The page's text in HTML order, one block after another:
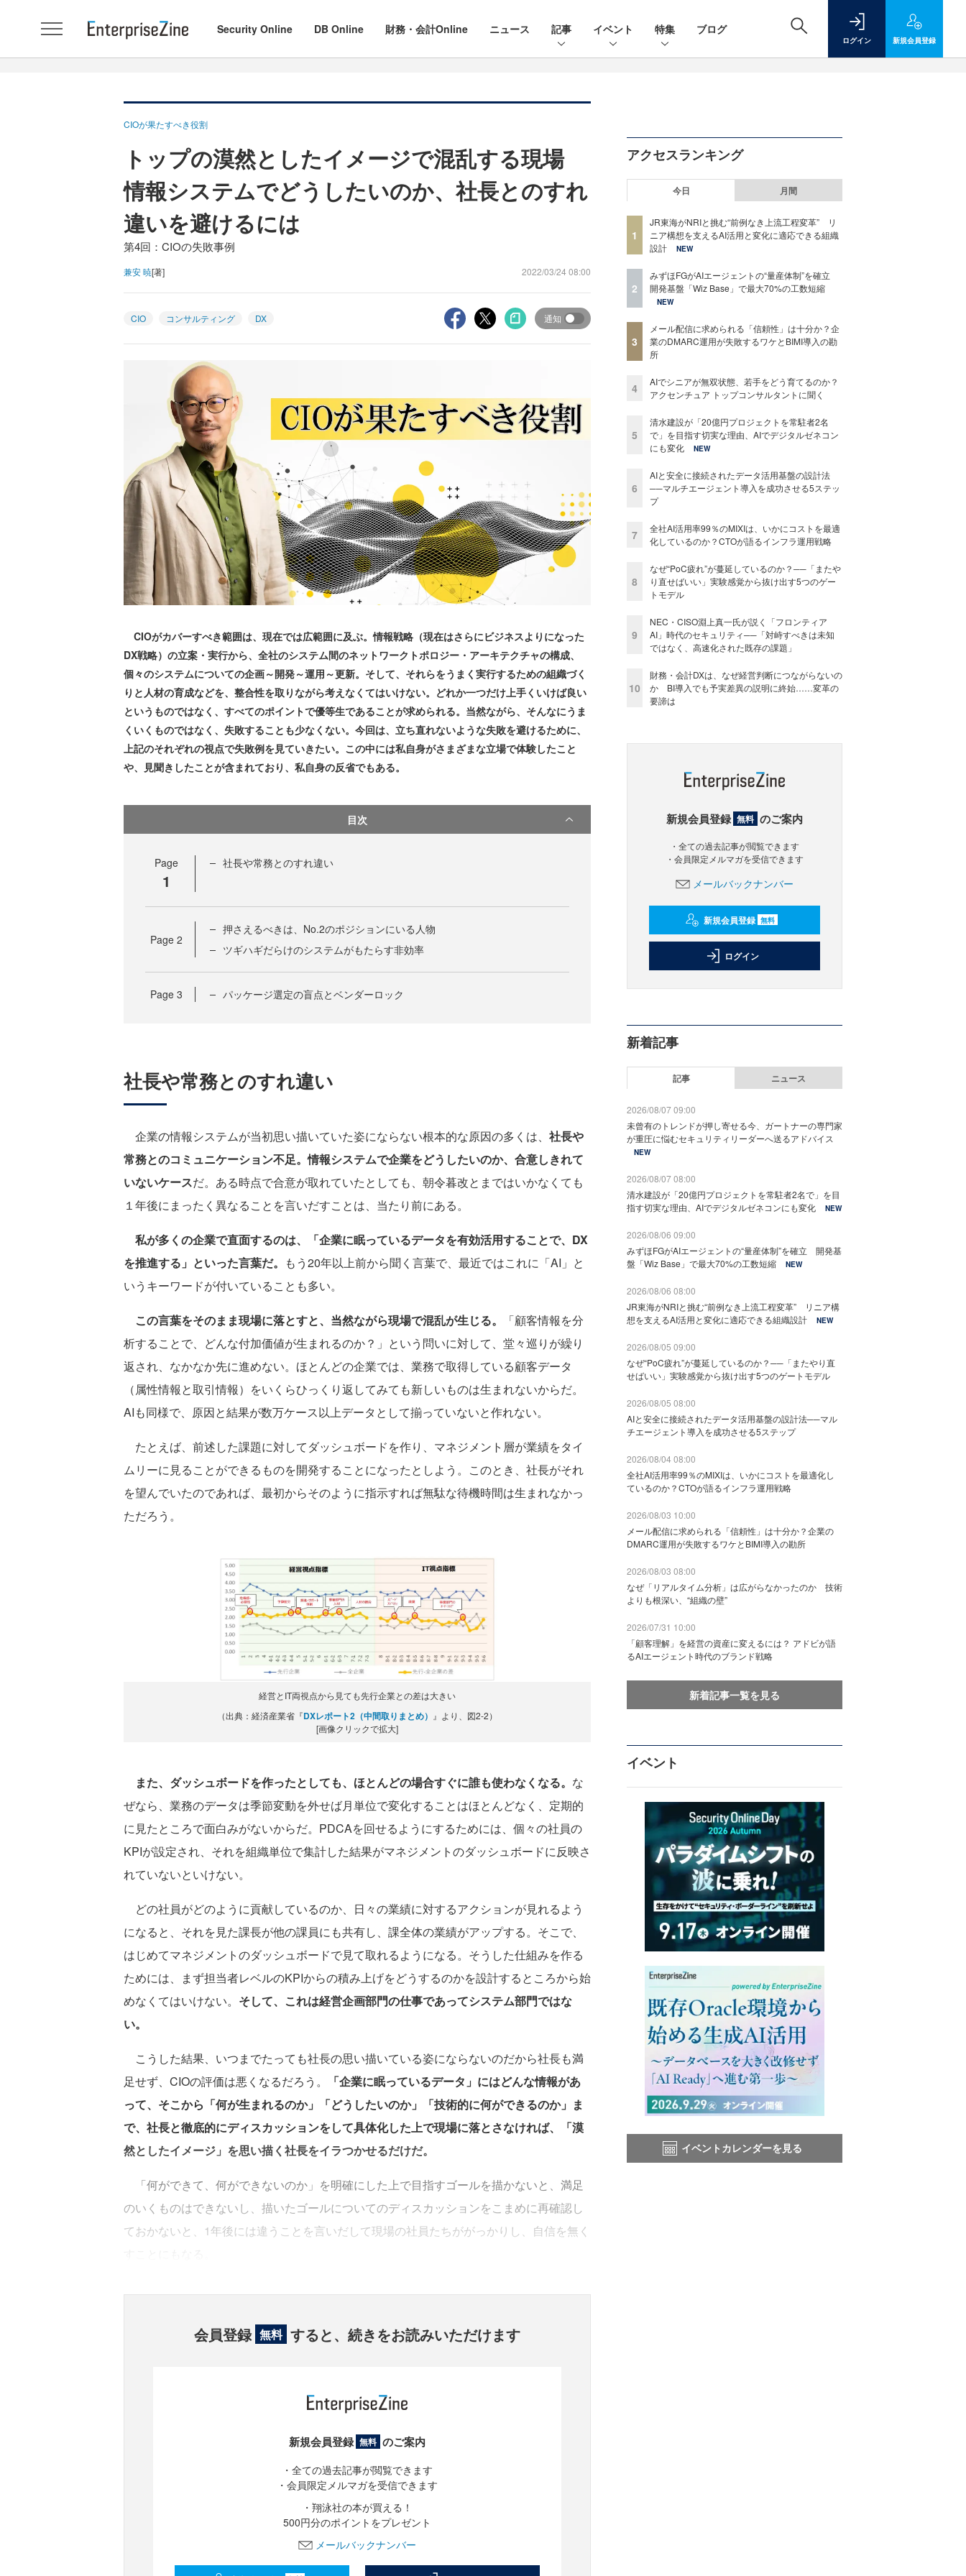
Security Online DB Online 財務・会計Online ニュース 記事 イベント 特集 ブログ
ログイン 新規会員登録
CIOが果たすべき役割
トップの漠然としたイメージで混乱する現場
情報システムでどうしたいのか、社長とのすれ
違いを避けるには
第4回：CIOの失敗事例
兼安 暁[著] 2022/03/24 08:00
CIO コンサルティング DX 通知
CIOがカバーすべき範囲は、現在では広範囲に及ぶ。情報戦略（現在はさらにビジネスよりになった
DX戦略）の立案・実行から、全社のシステム間のネットワークトポロジー・アーキテクチャの構成、
個々のシステムについての企画～開発～運用～更新。そして、それらをうまく実行するための組織づく
りと人材の育成などを、整合性を取りながら考えなくてはいけない。どれか一つだけ上手くいけば良い
というものではなく、すべてのポイントで優等生であることが求められる。当然ながら、そんなにうま
くいくものではなく、失敗することも少なくない。今回は、立ち直れないような失敗を避けるために、
上記のそれぞれの視点で失敗例を見ていきたい。この中には私自身がさまざまな立場で体験したこと
や、見聞きしたことが含まれており、私自身の反省でもある。
目次
Page
1
社長や常務とのすれ違い
Page 2
押さえるべきは、No.2のポジションにいる人物
ツギハギだらけのシステムがもたらす非効率
Page 3 パッケージ選定の盲点とベンダーロック
社長や常務とのすれ違い
企業の情報システムが当初思い描いていた姿にならない根本的な原因の多くは、 社長や
常務とのコミュニケーション不足。情報システムで企業をどうしたいのか、合意しきれて
いないケースだ。ある時点で合意が取れていたとしても、朝令暮改とまではいかなくても
１年後にまったく異なることを言いだすことは、当たり前にある。
私が多くの企業で直面するのは、「企業に眠っているデータを有効活用することで、DX
を推進する」といった言葉だ。 もう20年以上前から聞く言葉で、最近ではこれに「AI」と
いうキーワードが付いていることも多い。
この言葉をそのまま現場に落とすと、当然ながら現場で混乱が生じる。
「顧客情報を分
析することで、どんな付加価値が生まれるのか？」という問いに対して、堂々巡りが繰り
返され、なかなか先に進めない。ほとんどの企業では、業務で取得している顧客データ
（属性情報と取引情報）をいくらひっくり返してみても新しいものは生まれないからだ。
AIも同様で、原因と結果が数万ケース以上データとして揃っていないと作れない。
たとえば、前述した課題に対してダッシュボードを作り、マネジメント層が業績をタイ
ムリーに見ることができるものを開発することになったとしよう。このとき、社長がそれ
を望んでいたのであれば、最初からそのように指示すれば無駄な待機時間は生まれなかっ
ただろう。
経営とIT両視点から見ても先行企業との差は大きい
（出典：経済産業省『DXレポート2（中間取りまとめ） 』より、図2-2）
[画像クリックで拡大]
また、ダッシュボードを作ったとしても、ほとんどの場合すぐに誰も使わなくなる。 な
ぜなら、業務のデータは季節変動を外せば月単位で変化することはほとんどなく、定期的
に見たところで面白みがないからだ。PDCAを回せるようにするためには、個々の社員の
KPIが設定され、それを組織単位で集計した結果がマネジメントのダッシュボードに反映さ
れていないといけない。
どの社員がどのように貢献しているのか、日々の業績に対するアクションが見れるよう
になると、それを見た課長が他の課員にも共有し、課全体の業績がアップする。そこで、
はじめてマネジメントのダッシュボードで見て取れるようになる。そうした仕組みを作る
ためには、まず担当者レベルのKPIからの積み上げをどうするのかを設計するところから始
めなくてはいけない。 そして、これは経営企画部門の仕事であってシステム部門ではな
い。
こうした結果、いつまでたっても社長の思い描いている姿にならないのだから社長も満
足せず、CIOの評価は悪くなるだろう。
「企業に眠っているデータ」にはどんな情報があ
って、そこから「何が生まれるのか」「どうしたいのか」「技術的に何ができるのか」ま
で、社長と徹底的にディスカッションをして具体化した上で現場に落とさなければ、「漠
然としたイメージ」を思い描く社長をイラつかせるだけだ。
「何ができて、何ができないのか」を明確にした上で目指すゴールを描かないと、満足
のいくものはできないし、描いたゴールについてのディスカッションをこまめに再確認し
ておかないと、1年後には違うことを言いだして現場の社員たちががっかりし、自信を無く
会員登録 無料 すると、続きをお読みいただけます
新規会員登録 無料 のご案内
・全ての過去記事が閲覧できます
・会員限定メルマガを受信できます
・翔泳社の本が買える！
500円分のポイントをプレゼント
メールバックナンバー
アクセスランキング
今日 月間
1
JR東海がNRIと挑む“前例なき上流工程変革” リ
ニア構想を支えるAI活用と変化に適応できる組織
設計
NEW
2
みずほFGがAIエージェントの“量産体制”を確立
開発基盤「Wiz Base」で最大70%の工数短縮
NEW
3
メール配信に求められる「信頼性」は十分か？企
業のDMARC運用が失敗するワケとBIMI導入の勘
所
4
AIでシニアが無双状態、若手をどう育てるのか？
アクセンチュア トップコンサルタントに聞く
5
清水建設が「20億円プロジェクトを常駐者2名
で」を目指す切実な理由、AIでデジタルゼネコン
にも変化
NEW
6
AIと安全に接続されたデータ活用基盤の設計法
──マルチエージェント導入を成功させる5ステッ
プ
7
全社AI活用率99％のMIXIは、いかにコストを最適
化しているのか？CTOが語るインフラ運用戦略
8
なぜ“PoC疲れ”が蔓延しているのか？──「またや
り直せばいい」実験感覚から抜け出す5つのゲー
トモデル
9
NEC・CISO淵上真一氏が説く「フロンティア
AI」時代のセキュリティ──「対峙すべきは未知
ではなく、高速化された既存の課題」
10
財務・会計DXは、なぜ経営判断につながらないの
か BI導入でも予実差異の説明に終始……変革の
要諦は
新規会員登録 無料 のご案内
・全ての過去記事が閲覧できます
・会員限定メルマガを受信できます
メールバックナンバー
新規会員登録 無料
ログイン
新着記事
記事 ニュース
2026/08/07 09:00
未曾有のトレンドが押し寄せる今、ガートナーの専門家
が重圧に悩むセキュリティリーダーへ送るアドバイス
NEW
2026/08/07 08:00
清水建設が「20億円プロジェクトを常駐者2名で」を目
指す切実な理由、AIでデジタルゼネコンにも変化
NEW
2026/08/06 09:00
みずほFGがAIエージェントの“量産体制”を確立 開発基
盤「Wiz Base」で最大70%の工数短縮
NEW
2026/08/06 08:00
JR東海がNRIと挑む“前例なき上流工程変革” リニア構
想を支えるAI活用と変化に適応できる組織設計
NEW
2026/08/05 09:00
なぜ“PoC疲れ”が蔓延しているのか？──「またやり直
せばいい」実験感覚から抜け出す5つのゲートモデル
2026/08/05 08:00
AIと安全に接続されたデータ活用基盤の設計法──マル
チエージェント導入を成功させる5ステップ
2026/08/04 08:00
全社AI活用率99％のMIXIは、いかにコストを最適化し
ているのか？CTOが語るインフラ運用戦略
2026/08/03 10:00
メール配信に求められる「信頼性」は十分か？企業の
DMARC運用が失敗するワケとBIMI導入の勘所
2026/08/03 08:00
なぜ「リアルタイム分析」は広がらなかったのか 技術
よりも根深い、“組織の壁”
2026/07/31 10:00
「顧客理解」を経営の資産に変えるには？ アドビが語
るAIエージェント時代のブランド戦略
新着記事一覧を見る
イベント
イベントカレンダーを見る